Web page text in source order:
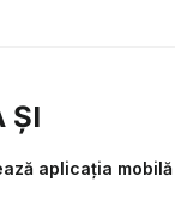
ȘI
aplicația